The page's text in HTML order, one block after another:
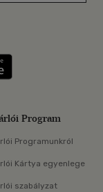
meg: Google
Program
Programunkról
Kártya egyenlege
szabályzat